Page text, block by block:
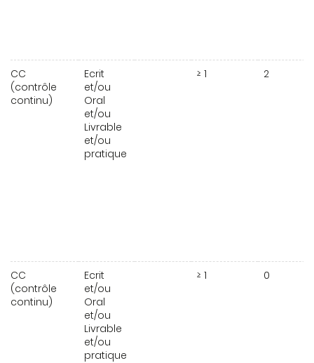
CC
(contrôle
continu)
Ecrit
et/ou
Oral
et/ou
Livrable
et/ou
pratique
≥ 1 2
CC
(contrôle
continu)
Ecrit
et/ou
Oral
et/ou
Livrable
et/ou
pratique
≥ 1 0